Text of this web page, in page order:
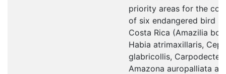
priority areas for the
of six endangered bird
Costa Rica (Amazilia
Habia atrimaxillaris,
glabricollis, Carpodectes
Amazona auropalliata